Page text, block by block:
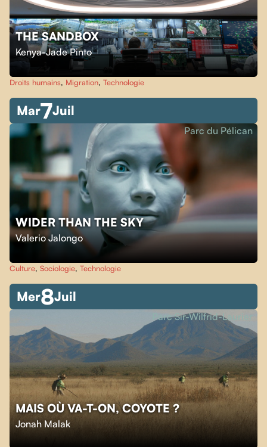
THE SANDBOX
Kenya-Jade Pinto
Droits humains, Migration, Technologie
Mar7Juil
WIDER THAN THE SKY
Valerio Jalongo
Parc du Pélican
Culture, Sociologie, Technologie
Mer8Juil
MAIS OÙ VA-T-ON, COYOTE ?
Jonah Malak
Parc Sir-Wilfrid-Laurier